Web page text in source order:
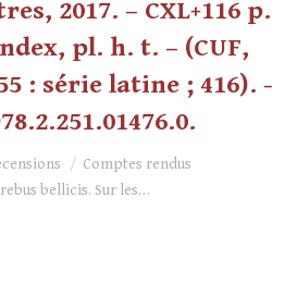
2017. – CXL+116 p.
pl. h. t. – (CUF,
: série latine ; 416). -
Comptes rendus
rebus bellicis. Sur les…